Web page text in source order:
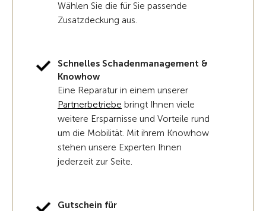
Wählen Sie die für Sie passende
Zusatzdeckung aus.
Schnelles Schadenmanagement &
Knowhow
Eine Reparatur in einem unserer
Partnerbetriebe bringt Ihnen viele
weitere Ersparnisse und Vorteile rund
um die Mobilität. Mit ihrem Knowhow
stehen unsere Experten Ihnen
jederzeit zur Seite.
Gutschein für